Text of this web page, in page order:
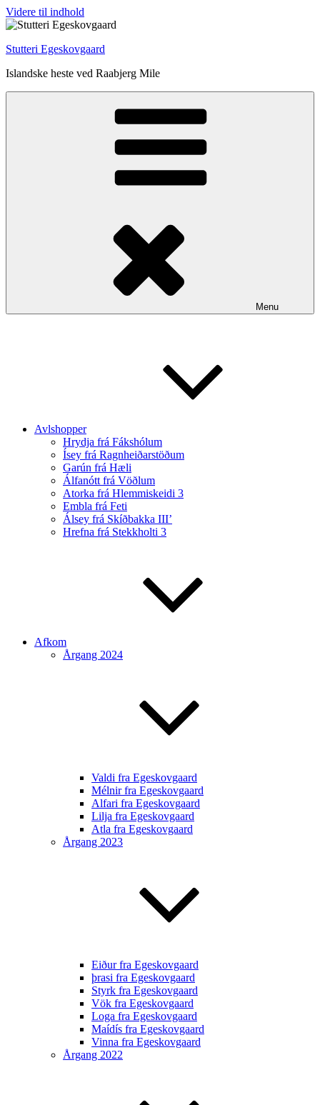
Videre til indhold
Stutteri Egeskovgaard
Islandske heste ved Raabjerg Mile
Menu
Avlshopper
Hrydja frá Fákshólum
Ísey frá Ragnheiðarstöðum
Garún frá Hæli
Álfanótt frá Vöðlum
Atorka frá Hlemmiskeidi 3
Embla frá Feti
Álsey frá Skíðbakka III’
Hrefna frá Stekkholti 3
Afkom
Årgang 2024
Valdi fra Egeskovgaard
Mélnir fra Egeskovgaard
Alfari fra Egeskovgaard
Lilja fra Egeskovgaard
Atla fra Egeskovgaard
Årgang 2023
Eiður fra Egeskovgaard
þrasi fra Egeskovgaard
Styrk fra Egeskovgaard
Vök fra Egeskovgaard
Loga fra Egeskovgaard
Maídís fra Egeskovgaard
Vinna fra Egeskovgaard
Årgang 2022